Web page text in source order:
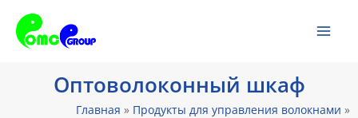
Перейти
содержанию
Оптоволоконный шкаф
Главная » Продукты для управления волокнами »